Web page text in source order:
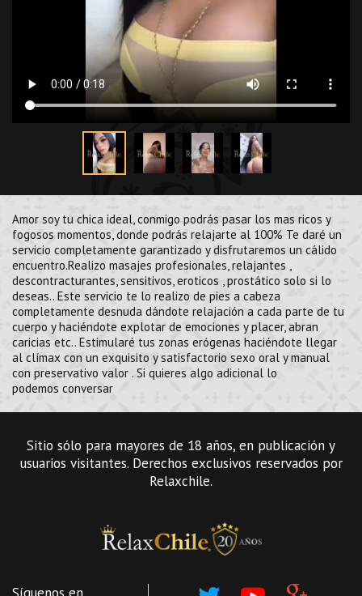
Amor soy tu chica ideal, conmigo podrás pasar los mas ricos y
fogosos momentos, donde podrás relajarte al 100% Te daré un
servicio completamente garantizado y disfrutaremos un cálido
encuentro.Realizo masajes profesionales, relajantes ,
descontracturantes, sensitivos, eroticos , prostático solo si lo
deseas.. Este servicio te lo realizo de pies a cabeza
completamente desnuda dándote relajación a cada parte de tu
cuerpo y haciéndote explotar de emociones y placer, abran
caricias etc.. Estimularé tus zonas erógenas haciéndote llegar
al clímax con un exquisito y satisfactorio sexo oral y manual
con preservativo valor . Si quieres algo adicional lo
podemos conversar
Sitio sólo para mayores de 18 años, en publicación y
usuarios visitantes. Derechos exclusivos reservados por
Relaxchile.